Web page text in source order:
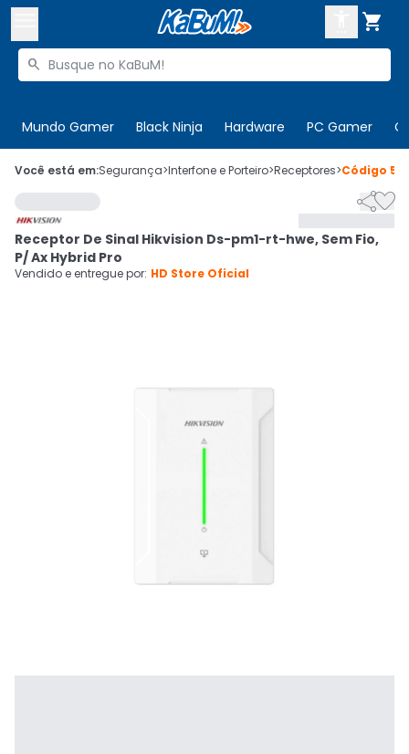

Buscar produtos

Mundo Gamer Black Ninja Hardware PC Gamer
 Olá. Acesse sua conta
 Departamentos
 Cupons
CADASTRE-SE
Você está em:Segurança>Interfone e Porteiro>Receptores>Código

Receptor De Sinal Hikvision Ds-pm1-rt-hwe, Sem Fio,
P/ Ax Hybrid Pro
Vendido e entregue por: HD Store Oficial